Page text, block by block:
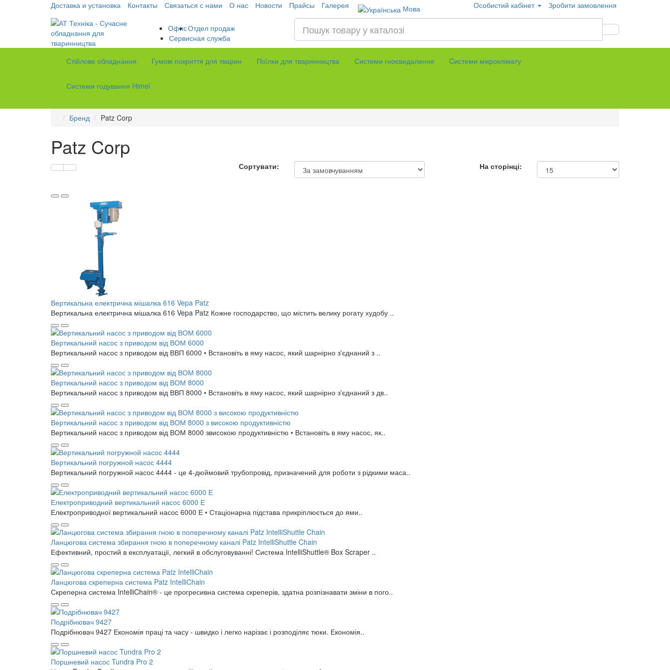
Доставка и установка Контакты Связаться с нами О нас Новости Прайсы Галерея Мова Особистий кабінет Зробити замовлення
ОфисОтдел продаж
Сервисная служба
Стійлове обладнання Гумові покриття для тварин Поїлки для тваринництва Системи гноєвидалення Cистеми мікроклімату
Системи годування Himel
Бренд Patz Corp
Patz Corp
Сортувати: На сторінці:
Вертикальна електрична мішалка 616 Vepa Patz
Вертикальна електрична мішалка 616 Vepa Patz Кожне господарство, що містить велику рогату худобу ..
Вертикальний насос з приводом від ВОМ 6000
Вертикальний насос з приводом від ВВП 6000 • Встановіть в яму насос, який шарнірно з'єднаний з ..
Вертикальний насос з приводом від ВОМ 8000
Вертикальний насос з приводом від ВВП 8000 • Встановіть в яму насос, який шарнірно з'єднаний з дв..
Вертикальний насос з приводом від ВОМ 8000 з високою продуктивністю
Вертикальний насос з приводом від ВОМ 8000 звисокою продуктивністю • Встановіть в яму насос, як..
Вертикальний погружной насос 4444
Вертикальний погружной насос 4444 - це 4-дюймовий трубопровід, призначений для роботи з рідкими маса..
Електроприводний вертикальний насос 6000 Е
Електроприводної вертикальний насос 6000 Е • Стаціонарна підстава прикріплюється до ями..
Ланцюгова система збирання гною в поперечному каналі Patz IntelliShuttle Chain
Ефективний, простий в експлуатації, легкий в обслуговуванні! Система IntelliShuttle® Box Scraper ..
Ланцюгова скреперна система Patz IntelliChain
Скреперна система IntelliChain® - це прогресивна система скреперів, здатна розпізнавати зміни в пого..
Подрібнювач 9427
Подрібнювач 9427 Економія праці та часу - швидко і легко нарізає і розподіляє тюки. Економія..
Поршневий насос Tundra Pro 2